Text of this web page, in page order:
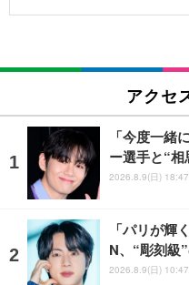
アクセ
「今度一緒
ー選手と“相
2026.8.9(日) 18:47
「パリが輝
N、“彫刻級
2026.8.9(日) 10:47